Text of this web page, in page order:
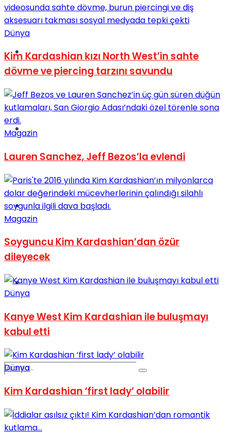
Sinema
Tatil
Spor
Podcast
Dünya
Kim Kardashian kızı North West’in sahte
dövme ve piercing tarzını savundu
Magazin
Lauren Sanchez, Jeff Bezos’la evlendi
Magazin
Soyguncu Kim Kardashian’dan özür
dileyecek
Dünya
Kanye West Kim Kardashian ile buluşmayı
kabul etti
Dünya
Kim Kardashian ‘first lady’ olabilir